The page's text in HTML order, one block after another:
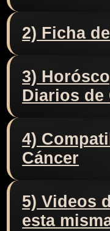
2) Ficha
3)
Diarios de
4)
Cáncer
5) Videos
esta